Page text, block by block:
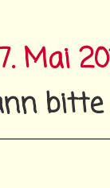
Mai